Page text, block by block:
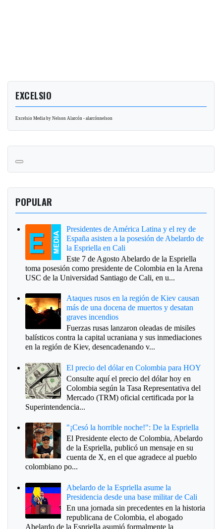
EXCELSIO
Excelsio Media by Nelson Alarcón - alarcónnelson
POPULAR
Presidentes de América Latina y el rey de
España asisten a la posesión de Abelardo de
la Espriella en Cali
Este 7 de Agosto Abelardo de la Espriella
toma posesión como presidente de Colombia en la Arena
USC de la Universidad Santiago de Cali, en u...
Ataques rusos en la región de Kiev causan
más de una docena de muertos y desatan
graves incendios
Fuerzas rusas lanzaron oleadas de misiles
balísticos contra la capital ucraniana y sus inmediaciones
en la región de Kiev, desencadenando v...
El precio del dólar en Colombia para HOY
Consulte aquí el precio del dólar hoy en
Colombia según la Tasa Representativa del
Mercado (TRM) oficial certificada por la
Superintendencia...
"¡Cesó la horrible noche!": De la Espriella
El Presidente electo de Colombia, Abelardo
de la Espriella, publicó un mensaje en su
cuenta de X, en el que agradece al pueblo
colombiano po...
Abelardo de la Espriella asume la
Presidencia desde una base militar de Cali
En una jornada sin precedentes en la historia
republicana de Colombia, el abogado
Abelardo de la Espriella asumió formalmente la